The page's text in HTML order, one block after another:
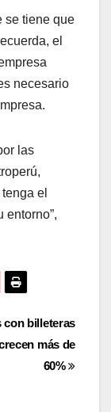
se tiene que
el
necesario
las
el
entorno”,
con billeteras
más de
60%